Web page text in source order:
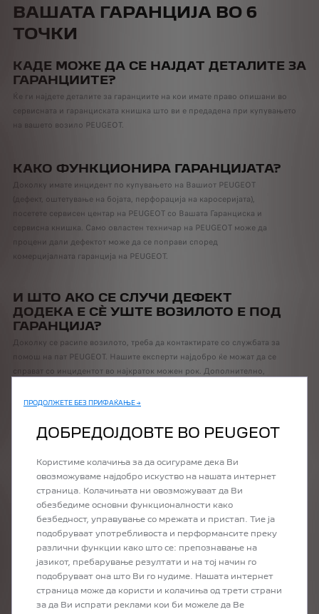
ВАШАТА ГАРАНЦИЈА ВО 6
ТОЧКИ
КАДЕ МОЖЕ ДА СЕ НАЈДАТ ДЕТАЛИТЕ ЗА
ГАРАНЦИИТЕ?
Ќе ги најдете деталите за гаранциите на кои имате право опишани во
сервисната и гаранциската книшка што ви е предадена при купувањето
на вашето возило PEUGEOT.
КАКО ФУНКЦИОНИРА ГАРАНЦИЈАТА?
Доколку имате инцидент по купувањето на Вашиот PEUGEOT
(дефект, оштетување на бојата, перфорација на каросеријата),
посетете сервисен центар на PEUGEOT со Вашата Гаранциска и
сервисна книшка. Само овластен техничар на PEUGEOT може да
процени дали дефектот може да се поправи според
комерцијалната гаранција на PEUGEOT.
И ШТО АКО СЕ СЛУЧИ ДЕФЕКТ
ДОДЕКА Е СÈ УШТЕ ВОЗИЛОТО Е ПОД
ГАРАНЦИЈА?
Доколку се расипе возилото, треба да контактирате со службата за
помош на пат PEUGEOT. Нашите експерти најдобро ќе можат да се
справат со инцидентот во најкраток можен рок. Дополнително,
покриени додека не пристигнете во најблискиот PEUGEOT
времето за поправка на Вашето возило е подолго од два часа,
Вашиот сервисен центар ќе Ви понуди алтернативно превоз за да
го продолжите Вашето патување.
ПРОДОЛЖУВАЊЕ НА ГАРАНЦИЈАТА
ПО КУПУВАЊЕТО
Можете да се регистрирате за продолжување на гаранцијата до
последниот ден од Вашата договорна гаранција. Доколку сакате да
го направите ова, едноставно контактирајте го Вашиот дилер.
ДАЛИ ГАРАНЦИЈАТА ИСТЕКУВА ПРИ
ПРОДОЛЖЕТЕ БЕЗ ПРИФАЌАЊЕ →
ДОБРЕДОЈДОВТЕ ВО PEUGEOT
Користиме колачиња за да осигураме дека Ви
овозможуваме најдобро искуство на нашата интернет
страница. Колачињата ни овозможуваат да Ви
обезбедиме основни функционалности како
безбедност, управување со мрежата и пристап. Тие ја
подобруваат употребливоста и перформансите преку
различни функции како што се: препознавање на
јазикот, пребарување резултати и на тој начин го
подобруваат она што Ви го нудиме. Нашата интернет
страница може да користи и колачиња од трети страни
за да Ви испрати реклами кои би можеле да Ве